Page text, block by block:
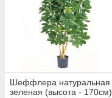
Шеффлера натуральная
зеленая (высота - 170см)